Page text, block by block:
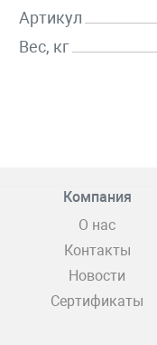
Артикул
Вес, кг
Компания
О нас
Контакты
Новости
Сертификаты